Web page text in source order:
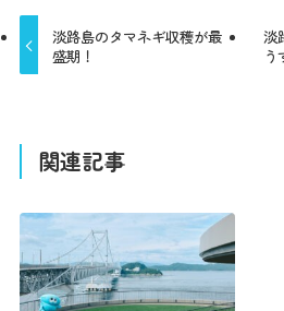
淡路島のタマネギ収穫が最
盛期！
淡
う
関連記事